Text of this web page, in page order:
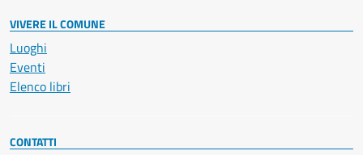
VIVERE IL COMUNE
Luoghi
Eventi
Elenco libri
CONTATTI